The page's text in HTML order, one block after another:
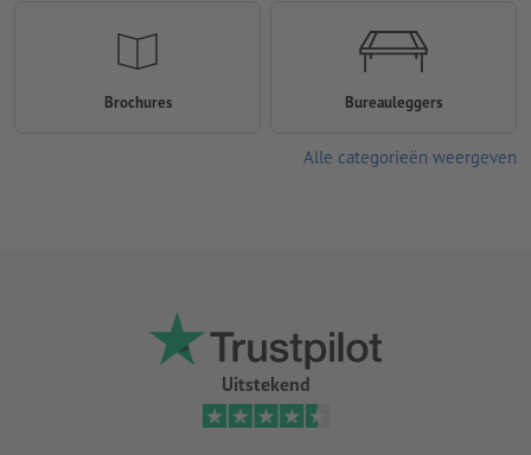
Uitstekend
Brochures Bureauleggers
Alle categorieën weergeven